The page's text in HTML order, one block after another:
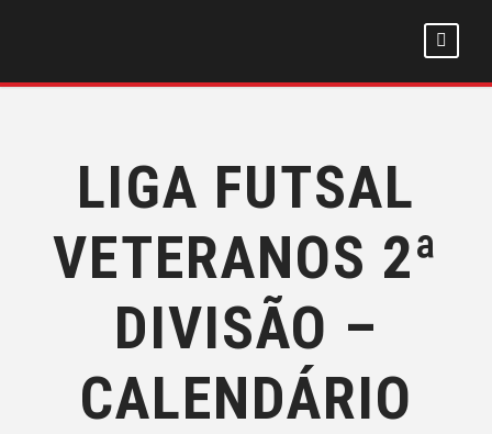
LIGA FUTSAL
VETERANOS 2ª
DIVISÃO –
CALENDÁRIO